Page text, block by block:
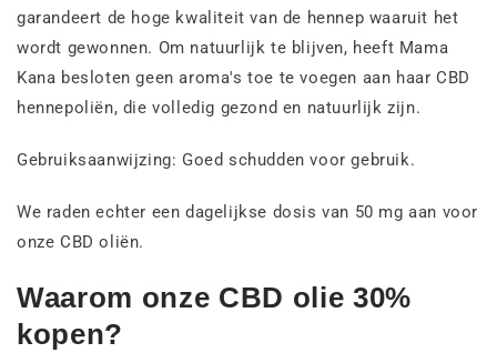
garandeert de hoge kwaliteit van de hennep waaruit het
wordt gewonnen. Om natuurlijk te blijven, heeft Mama
Kana besloten geen aroma's toe te voegen aan haar CBD
hennepoliën, die volledig gezond en natuurlijk zijn.
Gebruiksaanwijzing: Goed schudden voor gebruik.
We raden echter een dagelijkse dosis van 50 mg aan voor
onze CBD oliën.
Waarom onze CBD olie 30%
kopen?